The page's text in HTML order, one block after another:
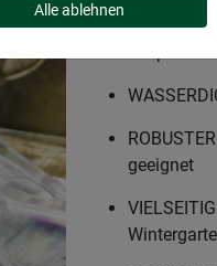
geeignet
Alle ablehnen